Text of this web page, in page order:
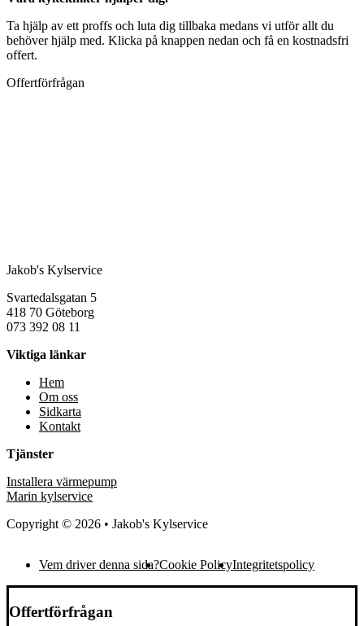
Ta hjälp av ett proffs och luta dig tillbaka medans vi utför allt du
behöver hjälp med. Klicka på knappen nedan och få en kostnadsfri
offert.
Offertförfrågan
Jakob's Kylservice
Svartedalsgatan 5
418 70 Göteborg
073 392 08 11
Viktiga länkar
Hem
Om oss
Sidkarta
Kontakt
Tjänster
Installera värmepump
Marin kylservice
Copyright © 2026 • Jakob's Kylservice
Vem driver denna sida?Cookie PolicyIntegritetspolicy
Offertförfrågan